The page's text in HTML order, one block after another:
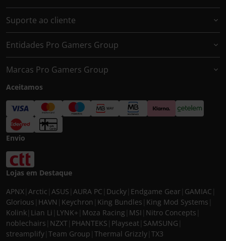
Suporte ao cliente
Entidades Pro Gamers Group
Marcas Pro Gamers Group
Aceitamos
Envio
Lojas em Destaque
APNX Arctic ASUS AURA PC Ducky Endgame Gear GAMIAC
Glorious HAVN Keychron King Bundles King Mod Systems
Kolink Lian Li LYNK+ Moza Racing MSI Nitro Concepts
noblechairs NZXT PHANTEKS Playseat SAMSUNG
streamplify Team Group Thermal Grizzly TX3